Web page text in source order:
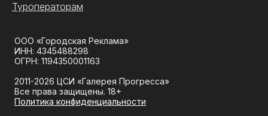
Туроператорам
ООО «Городская Реклама»
ИНН: 4345488298
ОГРН: 1194350001163
2011-2026 ЦСИ «Галерея Прогресса»
Все права защищены. 18+
Политика конфиденциальности